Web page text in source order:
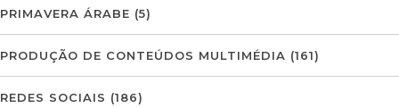
PRIMAVERA ÁRABE (5)
PRODUÇÃO DE CONTEÚDOS MULTIMÉDIA (161)
REDES SOCIAIS (186)